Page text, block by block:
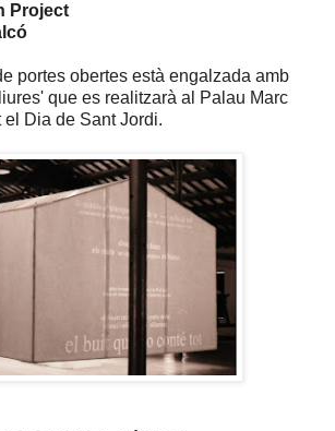
Project
portes obertes està engalzada amb
que es realitzarà al Palau Marc
el Dia de Sant Jordi.